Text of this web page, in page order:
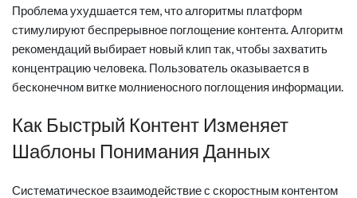
Проблема ухудшается тем, что алгоритмы платформ
стимулируют беспрерывное поглощение контента. Алгоритм
рекомендаций выбирает новый клип так, чтобы захватить
концентрацию человека. Пользователь оказывается в
бесконечном витке молниеносного поглощения информации.
Как Быстрый Контент Изменяет
Шаблоны Понимания Данных
Систематическое взаимодействие с скоростным контентом